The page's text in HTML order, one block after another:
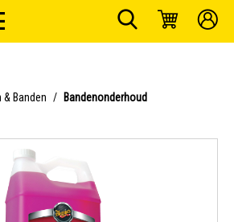
& Banden / Bandenonderhoud